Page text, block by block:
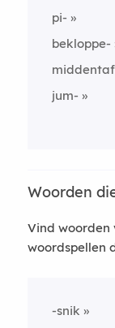
pi-
bekloppe-
jum-
Woorden
Vind woorden
woordspellen
-snik